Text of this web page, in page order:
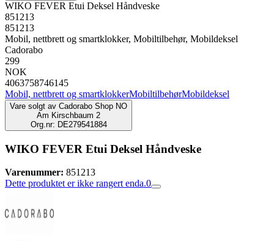
WIKO FEVER Etui Deksel Håndveske
851213
851213
Mobil, nettbrett og smartklokker, Mobiltilbehør, Mobildeksel
Cadorabo
299
NOK
4063758746145
Mobil, nettbrett og smartklokkerMobiltilbehørMobildeksel
Vare solgt av Cadorabo Shop NO
Am Kirschbaum 2
Org.nr: DE279541884
WIKO FEVER Etui Deksel Håndveske
Varenummer: 851213
Dette produktet er ikke rangert enda.0